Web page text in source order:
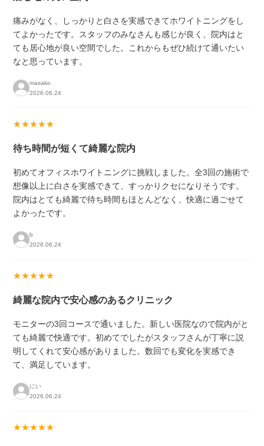
痛みがなく、しっかりと白さを実感できてホワイトニングをし
てよかったです。スタッフのみなさんも感じが良く、院内はと
ても居心地が良い空間でした。これからもぜひ続けて通いたい
なと思っています。
masako
2026.06.24
★★★★★
待ち時間が短くて綺麗な院内
初めてオフィスホワイトニングに挑戦しました。全3回の施術で
想像以上に白さを実感できて、すっかりクセになりそうです。
院内はとても綺麗で待ち時間もほとんどなく、快適に過ごせて
よかったです。
b
2026.06.24
★★★★★
綺麗な院内で安心感のあるクリニック
モニターの3回コースで通いました。新しい医院なので院内がと
ても綺麗で快適です。初めてでしたがスタッフさんが丁寧に説
明してくれて安心感がありました。数回でも変化を実感でき
て、満足しています。
にい
2026.06.24
★★★★★